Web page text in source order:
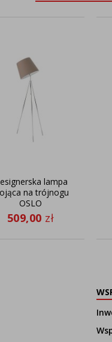
lampa
na trójnogu
OSLO
509,00 zł